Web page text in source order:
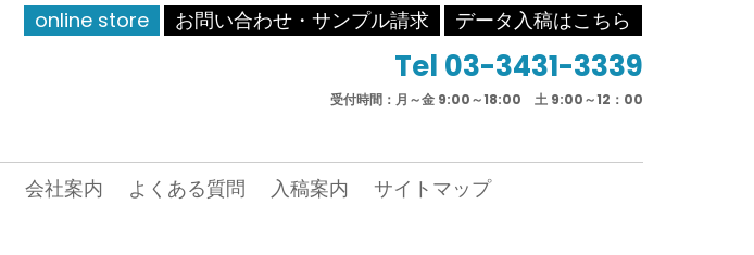
会社案内 よくある質問 入稿案内 サイトマップ
online store お問い合わせ・サンプル請求 データ入稿はこちら
Tel 03-3431-3339
受付時間：月～金 9:00～18:00 土 9:00～12：00